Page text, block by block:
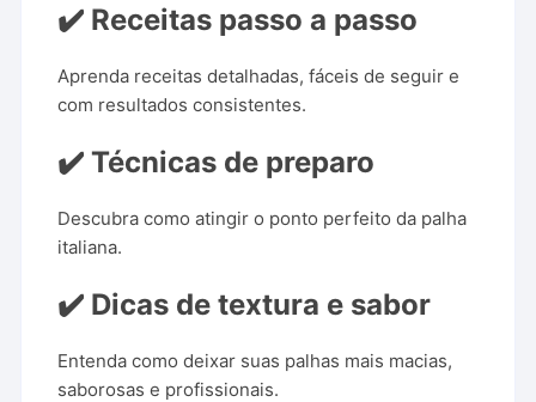
✔️ Receitas passo a passo
Aprenda receitas detalhadas, fáceis de seguir e
com resultados consistentes.
✔️ Técnicas de preparo
Descubra como atingir o ponto perfeito da palha
italiana.
✔️ Dicas de textura e sabor
Entenda como deixar suas palhas mais macias,
saborosas e profissionais.